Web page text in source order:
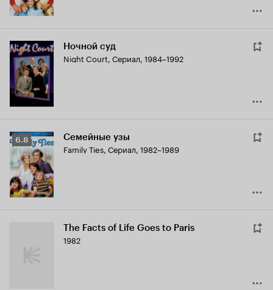
Ночной суд
Night Court, Сериал, 1984–1992
Рейтинг
Кинопоиска
6.8
6.8 Семейные узы
Family Ties, Сериал, 1982–1989
The Facts of Life Goes to Paris
1982